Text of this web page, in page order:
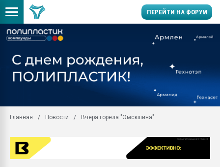
ПЕРЕЙТИ НА ФОРУМ
заводу пластмасс"
Помощь в подборе
Вакуум-формовочные
ближайшее
Главная Новости Вчера горела "Омскшина"